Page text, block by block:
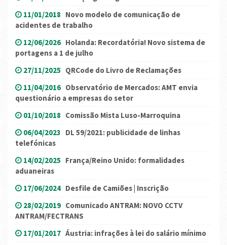
11/01/2018 Novo modelo de comunicação de
acidentes de trabalho
12/06/2026 Holanda: Recordatória! Novo sistema de
portagens a 1 de julho
27/11/2025 QRCode do Livro de Reclamações
11/04/2016 Observatório de Mercados: AMT envia
questionário a empresas do setor
01/10/2018 Comissão Mista Luso-Marroquina
06/04/2023 DL 59/2021: publicidade de linhas
telefónicas
14/02/2025 França/Reino Unido: formalidades
aduaneiras
17/06/2024 Desfile de Camiões | Inscrição
28/02/2019 Comunicado ANTRAM: NOVO CCTV
ANTRAM/FECTRANS
17/01/2017 Áustria: infrações à lei do salário mínimo